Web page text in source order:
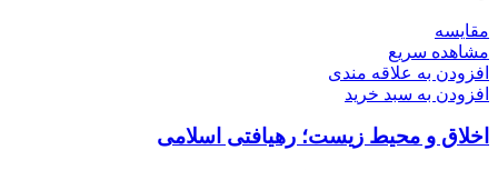
مقایسه
مشاهده سریع
افزودن به علاقه مندی
افزودن به سبد خرید
اخلاق و محیط زیست؛ رهیافتی اسلامی